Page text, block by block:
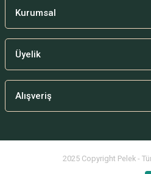
Kurumsal
Üyelik
Alışveriş
2025 Copyright Pelek -